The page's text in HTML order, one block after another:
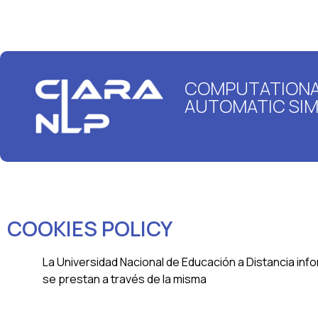
AUTOMATIC
COOKIES POLICY
La Universidad Nacional de Educación a Distancia
se prestan a través de la misma